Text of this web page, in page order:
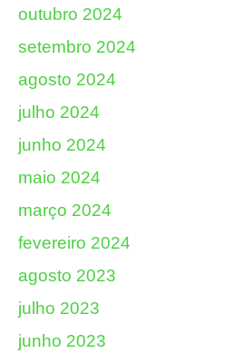
outubro 2024
setembro 2024
agosto 2024
julho 2024
junho 2024
maio 2024
março 2024
fevereiro 2024
agosto 2023
julho 2023
junho 2023